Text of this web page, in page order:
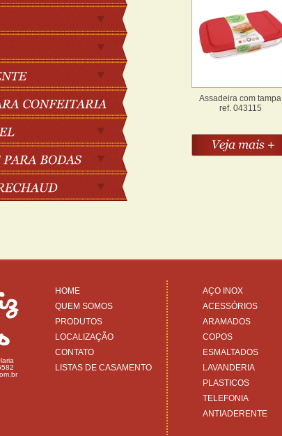
Assadeira com tampa
ref. 043115
HOME
QUEM SOMOS
PRODUTOS
LOCALIZAÇÃO
CONTATO
LISTAS DE CASAMENTO
AÇO INOX
ACESSÓRIOS
ARAMADOS
COPOS
ESMALTADOS
LAVANDERIA
PLASTICOS
TELEFONIA
ANTIADERENTE